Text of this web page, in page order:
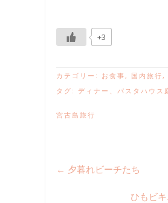
+3
カテゴリー: お食事 , 国内旅行 ,
タグ: ディナー パスタハウス
宮古島旅行
← 夕暮れビーチたち
ひもビキ